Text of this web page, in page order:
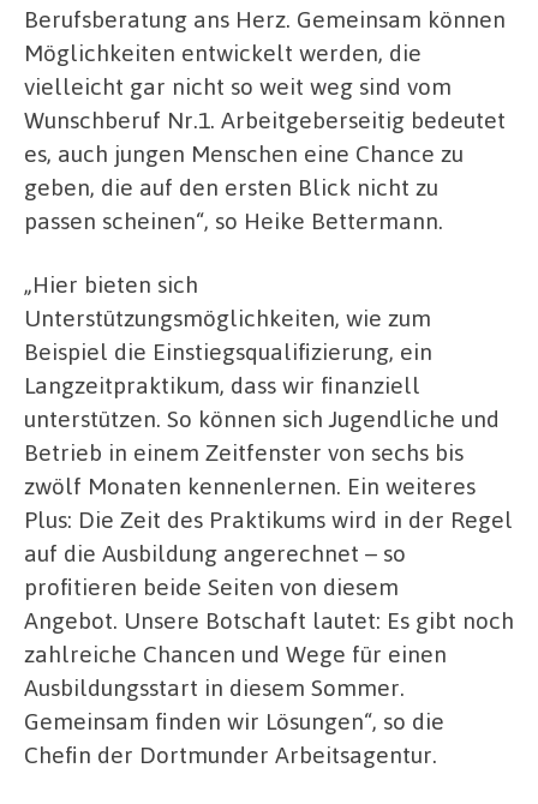
Berufsberatung ans Herz. Gemeinsam können
Möglichkeiten entwickelt werden, die
vielleicht gar nicht so weit weg sind vom
Wunschberuf Nr.1. Arbeitgeberseitig bedeutet
es, auch jungen Menschen eine Chance zu
geben, die auf den ersten Blick nicht zu
passen scheinen“, so Heike Bettermann.
„Hier bieten sich
Unterstützungsmöglichkeiten, wie zum
Beispiel die Einstiegsqualifizierung, ein
Langzeitpraktikum, dass wir finanziell
unterstützen. So können sich Jugendliche und
Betrieb in einem Zeitfenster von sechs bis
zwölf Monaten kennenlernen. Ein weiteres
Plus: Die Zeit des Praktikums wird in der Regel
auf die Ausbildung angerechnet – so
profitieren beide Seiten von diesem
Angebot. Unsere Botschaft lautet: Es gibt noch
zahlreiche Chancen und Wege für einen
Ausbildungsstart in diesem Sommer.
Gemeinsam finden wir Lösungen“, so die
Chefin der Dortmunder Arbeitsagentur.